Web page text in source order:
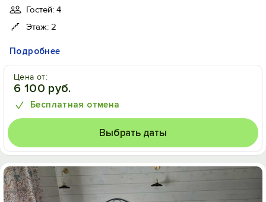
Гостей: 4
Этаж: 2
Подробнее
Цена от:
6 100 руб.
Бесплатная отмена
Выбрать даты